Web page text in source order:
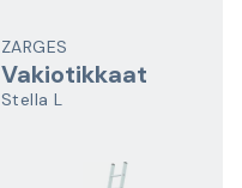
ZARGES
Vakiotikkaat
Stella L